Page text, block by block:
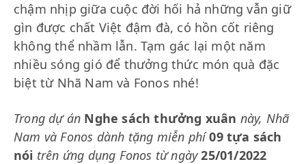
chậm nhịp giữa cuộc đời hối hả những vẫn giữ
gìn được chất Việt đậm đà, có hồn cốt riêng
không thể nhầm lẫn. Tạm gác lại một năm
nhiều sóng gió để thưởng thức món quà đặc
biệt từ Nhã Nam và Fonos nhé!
Trong dự án Nghe sách thưởng xuân này, Nhã
Nam và Fonos dành tặng miễn phí09 tựa sách
nói trên ứng dụng Fonos từ ngày25/01/2022